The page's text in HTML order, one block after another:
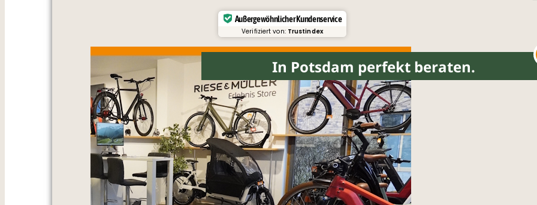
Außergewöhnlicher Kundenservice
Verifiziert von: Trustindex
In Potsdam perfekt beraten.